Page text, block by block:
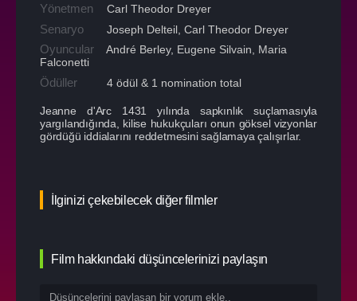
Yönetmen Carl Theodor Dreyer
Senaryo Joseph Delteil, Carl Theodor Dreyer
Oyuncular André Berley, Eugene Silvain
Maria
Falconetti
Ödüller 4 ödül & 1 nomination total
Jeanne d'Arc 1431 yılında sapkınlık suçlamasıyla
yargılandığında, kilise hukukçuları onun göksel vizyonlar
gördüğü iddialarını reddetmesini sağlamaya çalışırlar.
İlginizi çekebilecek diğer filmler
Film hakkındaki düşüncelerinizi paylaşın